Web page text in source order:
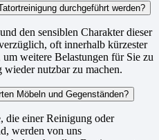
durchgeführt werden?
den sensiblen Charakter dieser
oft innerhalb kürzester
weitere Belastungen für Sie zu
nutzbar zu machen.
Möbeln und Gegenständen?
die einer Reinigung oder
werden von uns